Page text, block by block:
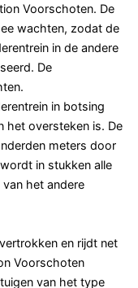
Voorschoten. De
wachten, zodat de
in de andere
De
in botsing
het oversteken is. De
meters door
in stukken alle
het andere
en rijdt net
Voorschoten
van het type